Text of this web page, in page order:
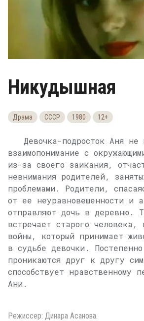
Никудышная
Драма СССР 1980 12+
Девочка-подросток Аня не
взаимопонимание с
из-за своего заикания,
невнимания родителей,
проблемами. Родители,
от ее неуравновешенности и
отправляют дочь в деревню.
встречает старого человека,
войны, который принимает
в судьбе девочки.
проникаются друг к другу
способствует нравственному
Ани.
Режиссер: Динара Асанова.